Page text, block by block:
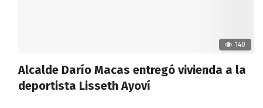
140
Alcalde Darío Macas entregó vivienda a la
deportista Lisseth Ayoví